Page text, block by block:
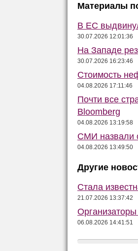
Материалы
В ЕС
30.07.2026 12:01:36
На Западе
30.07.2026 16:23:46
Стоимость
04.08.2026 17:11:46
Почти все
Bloomberg
04.08.2026 13:19:58
СМИ назвали
04.08.2026 13:49:50
Другие
Стала
21.07.2026 13:37:42
06.08.2026 14:41:51